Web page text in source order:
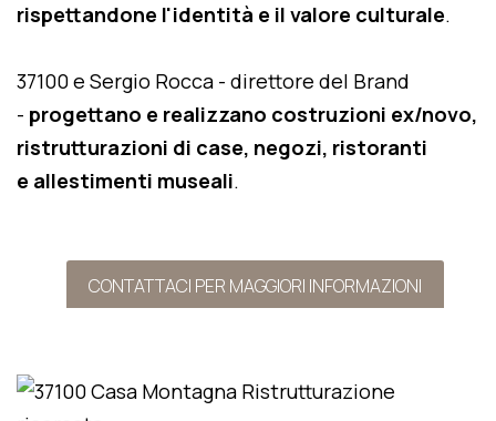
rispettandone l'identità e il valore culturale.
37100 e Sergio Rocca - direttore del Brand
- progettano e realizzano costruzioni ex/novo,
ristrutturazioni di case, negozi, ristoranti
e allestimenti museali.
CONTATTACI PER MAGGIORI INFORMAZIONI